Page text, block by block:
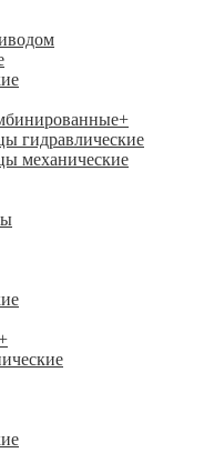
+
гидравлические
механические